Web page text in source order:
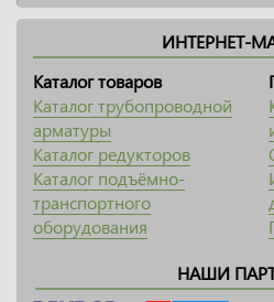
ИНТЕРНЕТ-
Каталог товаров
Каталог трубопроводной
арматуры
Каталог редукторов
Каталог подъёмно-
транспортного
оборудования
НАШИ